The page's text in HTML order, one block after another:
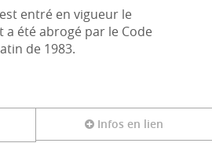
entré en vigueur le
a été abrogé par le Code
de 1983.
Infos en lien